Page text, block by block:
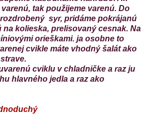
tak použijeme varenú. Do
syr, pridáme pokrájanú
kolieska, prelisovaný cesnak. Na
orieškami. ja osobne to
cvikle máte vhodný šalát ako
cviklu v chladničke a raz ju
hlavného jedla a raz ako